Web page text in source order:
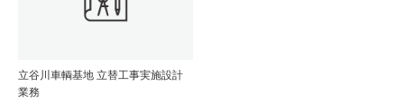
立谷川車輌基地 立替工事実施設計
業務